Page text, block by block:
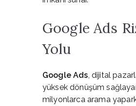
Google Ads
Yolu
Google Ads, dijital
yüksek dönüşüm
milyonlarca arama